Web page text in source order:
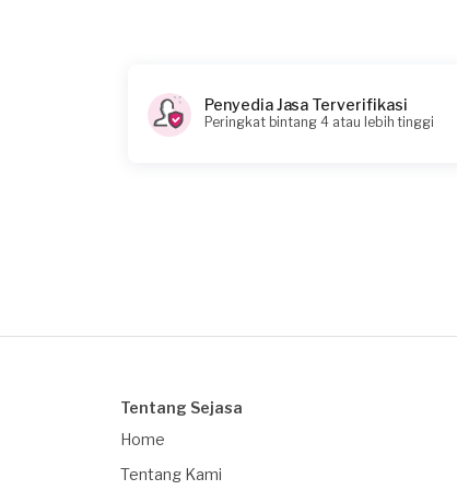
Penyedia Jasa Terverifikasi
Peringkat bintang 4 atau lebih tinggi
Tentang Sejasa
Home
Tentang Kami